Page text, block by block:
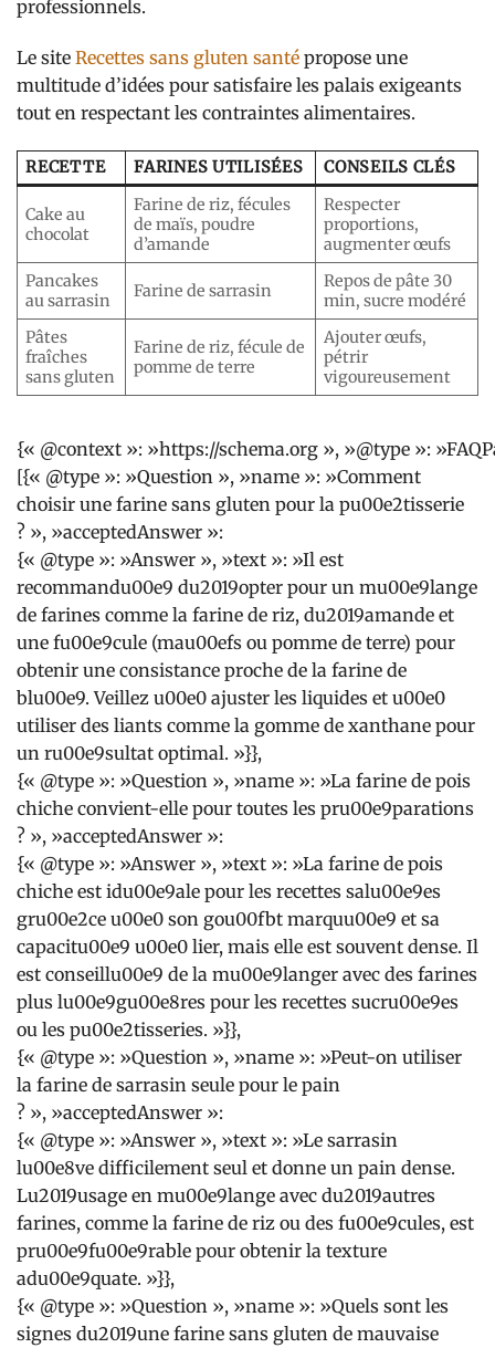
professionnels.
Le site Recettes sans gluten santé propose une
multitude d’idées pour satisfaire les palais exigeants
tout en respectant les contraintes alimentaires.
RECETTE FARINES UTILISÉES CONSEILS CLÉS
Cake au
chocolat
Farine de riz, fécules
de maïs, poudre
d’amande
Respecter
proportions,
augmenter œufs
Pancakes
au sarrasin
Farine de sarrasin
Repos de pâte 30
min, sucre modéré
Pâtes
fraîches
sans gluten
Farine de riz, fécule de
pomme de terre
Ajouter œufs,
pétrir
vigoureusement
{« @context »: »https://schema.org », »@type »:
[{« @type »: »Question », »name »: »Comment
choisir une farine sans gluten pour la pu00e2tisserie
? », »acceptedAnswer »:
{« @type »: »Answer », »text »: »Il est
recommandu00e9 du2019opter pour un mu00e9lange
de farines comme la farine de riz, du2019amande et
une fu00e9cule (mau00efs ou pomme de terre) pour
obtenir une consistance proche de la farine de
blu00e9. Veillez u00e0 ajuster les liquides et u00e0
utiliser des liants comme la gomme de xanthane pour
un ru00e9sultat optimal. »}},
{« @type »: »Question », »name »: »La farine de pois
chiche convient-elle pour toutes les pru00e9parations
? », »acceptedAnswer »:
{« @type »: »Answer », »text »: »La farine de pois
chiche est idu00e9ale pour les recettes salu00e9es
gru00e2ce u00e0 son gou00fbt marquu00e9 et sa
capacitu00e9 u00e0 lier, mais elle est souvent dense. Il
est conseillu00e9 de la mu00e9langer avec des farines
plus lu00e9gu00e8res pour les recettes sucru00e9es
ou les pu00e2tisseries. »}},
{« @type »: »Question », »name »: »Peut-on utiliser
la farine de sarrasin seule pour le pain
? », »acceptedAnswer »:
{« @type »: »Answer », »text »: »Le sarrasin
lu00e8ve difficilement seul et donne un pain dense.
Lu2019usage en mu00e9lange avec du2019autres
farines, comme la farine de riz ou des fu00e9cules, est
pru00e9fu00e9rable pour obtenir la texture
adu00e9quate. »}},
{« @type »: »Question », »name »: »Quels sont les
signes du2019une farine sans gluten de mauvaise